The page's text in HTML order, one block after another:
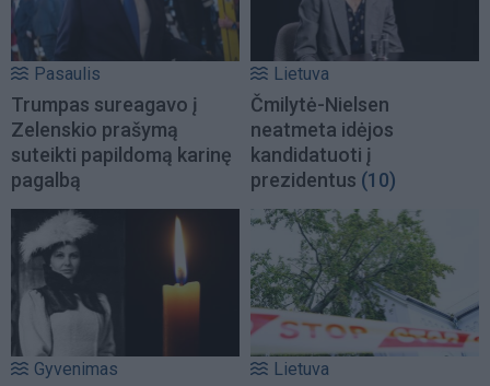
Pasaulis
Trumpas sureagavo į
Zelenskio prašymą
suteikti papildomą karinę
pagalbą
Lietuva
Čmilytė-Nielsen
neatmeta idėjos
kandidatuoti į
prezidentus (10)
Gyvenimas Lietuva